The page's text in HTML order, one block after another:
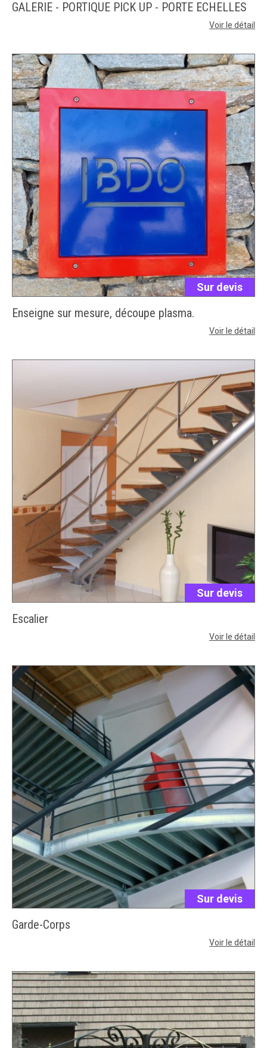
GALERIE - PORTIQUE PICK UP - PORTE ECHELLES
Voir le détail
Sur devis
Enseigne sur mesure, découpe plasma.
Voir le détail
Sur devis
Escalier
Voir le détail
Sur devis
Garde-Corps
Voir le détail